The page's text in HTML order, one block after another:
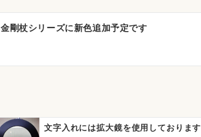
金剛杖シリーズに新色追加予定です
文字入れには拡大鏡を使用しております